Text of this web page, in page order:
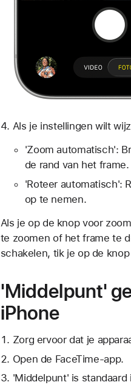
Als je instellingen wilt
'Zoom automatisch':
de rand van het frame.
'Roteer automatisch':
op te nemen.
Als je op de knop voor
te zoomen of het frame te
schakelen, tik je op de
'Middelpunt'
iPhone
Zorg ervoor dat je
Open de FaceTime-app.
'Middelpunt' is